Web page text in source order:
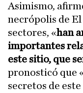
Asimismo,
necrópolis de
sectores, «han
importantes
este sitio, que
pronosticó que
secretos de